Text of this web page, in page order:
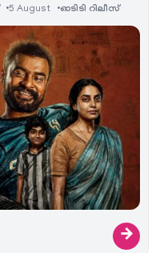
5 August ഓടിടി റിലീസ്
→